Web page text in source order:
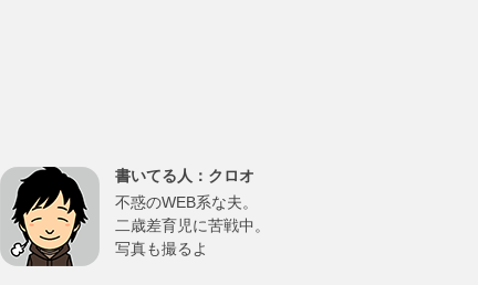
書いてる人：クロオ
不惑のWEB系な夫。
二歳差育児に苦戦中。
写真も撮るよ